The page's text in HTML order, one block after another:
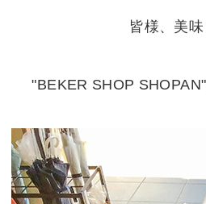
皆様、美
"BEKER SHOP